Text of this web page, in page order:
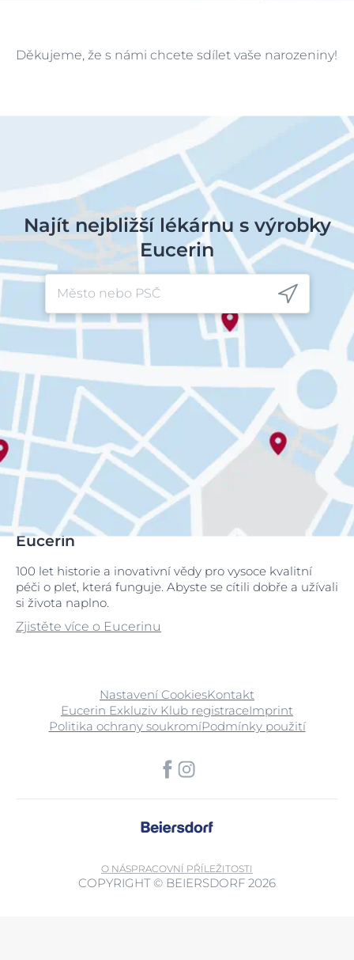
Děkujeme, že s námi chcete sdílet vaše narozeniny!
Najít nejbližší lékárnu s výrobky
Eucerin
Eucerin
100 let historie a inovativní vědy pro vysoce kvalitní
péči o pleť, která funguje. Abyste se cítili dobře a užívali
si života naplno.
Zjistěte více o Eucerinu
Nastavení CookiesKontakt
Eucerin Exkluziv Klub registraceImprint
Politika ochrany soukromíPodmínky použití
O NÁSPRACOVNÍ PŘÍLEŽITOSTI
COPYRIGHT © BEIERSDORF 2026